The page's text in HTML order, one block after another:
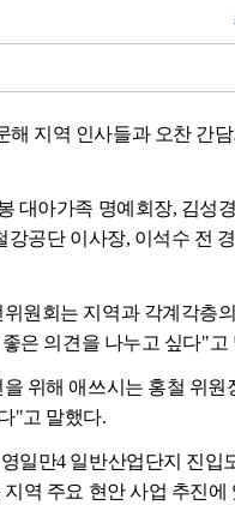
지역 인사들과 오찬 간
대아가족 명예회장, 김성
공단 이사장, 이석수 전
원회는 지역과 각계각층
은 의견을 나누고 싶다"고
위해 애쓰시는 홍철 위
"고 말했다.
일만4 일반산업단지 진
역 주요 현안 사업 추진